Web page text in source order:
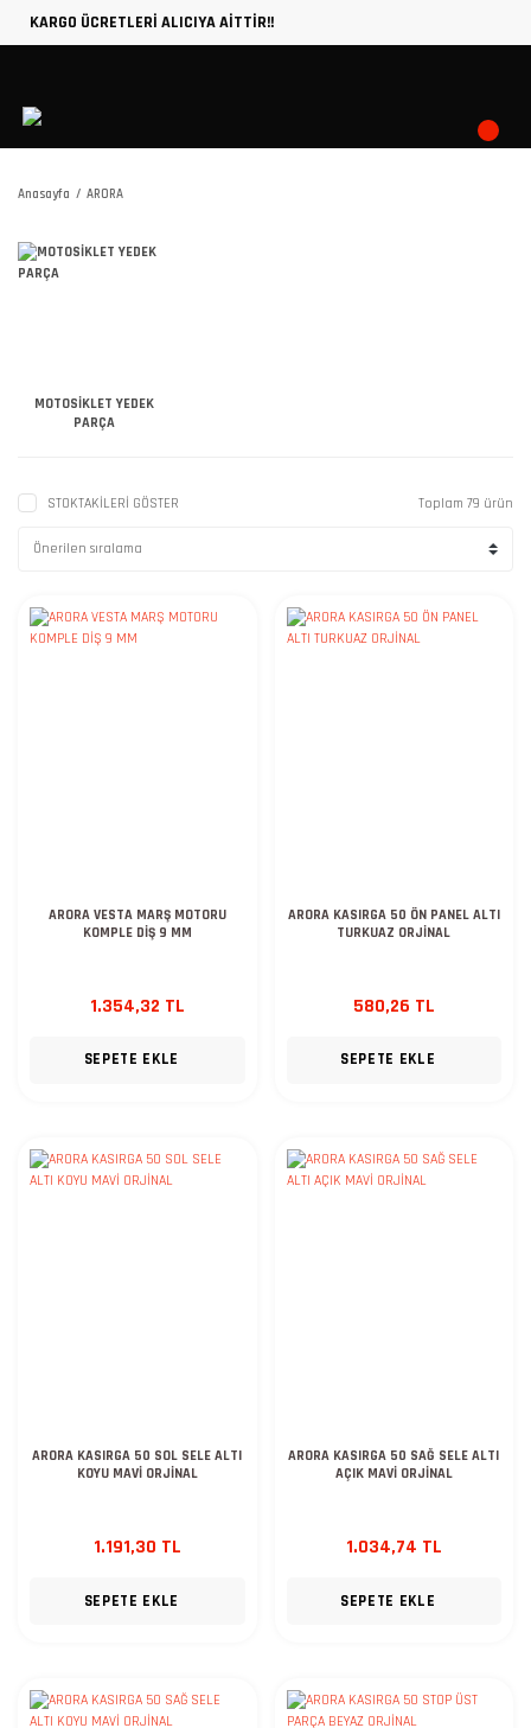
KARGO ÜCRETLERİ ALICIYA AİTTİR!!
Anasayfa ARORA
MOTOSİKLET YEDEK
PARÇA
STOKTAKİLERİ GÖSTER Toplam 79 ürün
ARORA VESTA MARŞ MOTORU
KOMPLE DİŞ 9 MM
1.354,32 TL
SEPETE EKLE
ARORA KASIRGA 50 ÖN PANEL ALTI
TURKUAZ ORJİNAL
580,26 TL
SEPETE EKLE
ARORA KASIRGA 50 SOL SELE ALTI
KOYU MAVİ ORJİNAL
1.191,30 TL
SEPETE EKLE
ARORA KASIRGA 50 SAĞ SELE ALTI
AÇIK MAVİ ORJİNAL
1.034,74 TL
SEPETE EKLE